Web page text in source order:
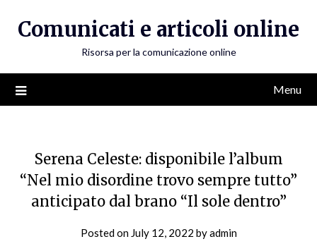
Comunicati e articoli online
Risorsa per la comunicazione online
Menu
Serena Celeste: disponibile l’album
“Nel mio disordine trovo sempre tutto”
anticipato dal brano “Il sole dentro”
Posted on July 12, 2022 byadmin